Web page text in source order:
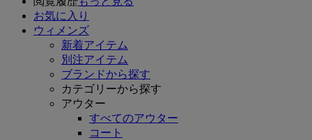
お気に入り
ウィメンズ
新着アイテム
別注アイテム
ブランドから探す
カテゴリーから探す
アウター
すべてのアウター
コート